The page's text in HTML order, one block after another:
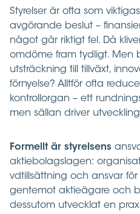
Styrelser är ofta som
avgörande beslut –
något går riktigt fel. Då
omdöme fram tydligt. Men
utsträckning till tillväxt,
förnyelse? Alltför ofta
kontrollorgan – ett
men sällan driver
Formellt är styrelsens
aktiebolagslagen:
vdtillsättning och ansvar
gentemot aktieägare och
dessutom utvecklat en